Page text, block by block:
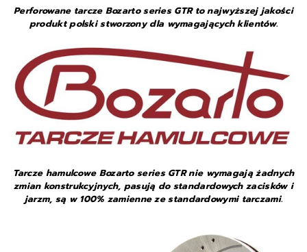
Perforowane tarcze Bozarto series GTR to najwyższej jakości
produkt polski stworzony dla wymagających klientów.
Tarcze hamulcowe Bozarto series GTR nie wymagają żadnych
zmian konstrukcyjnych, pasują do standardowych zacisków i
jarzm, są w 100% zamienne ze standardowymi tarczami.